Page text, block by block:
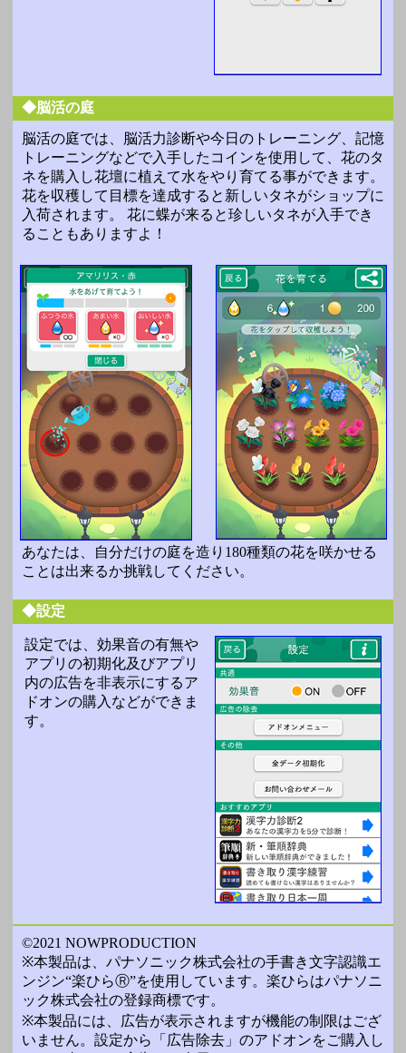
◆脳活の庭
脳活の庭では、脳活力診断や今日のトレーニング、記憶
トレーニングなどで入手したコインを使用して、花のタ
ネを購入し花壇に植えて水をやり育てる事ができます。
花を収穫して目標を達成すると新しいタネがショップに
入荷されます。 花に蝶が来ると珍しいタネが入手でき
ることもありますよ！
あなたは、自分だけの庭を造り180種類の花を咲かせる
ことは出来るか挑戦してください。
◆設定
設定では、効果音の有無や
アプリの初期化及びアプリ
内の広告を非表示にするア
ドオンの購入などができま
す。
©2021 NOWPRODUCTION
※本製品は、パナソニック株式会社の手書き文字認識エ
ンジン“楽ひらⓇ”を使用しています。楽ひらはパナソニ
ック株式会社の登録商標です。
※本製品には、広告が表示されますが機能の制限はござ
いません。設定から「広告除去」のアドオンをご購入し